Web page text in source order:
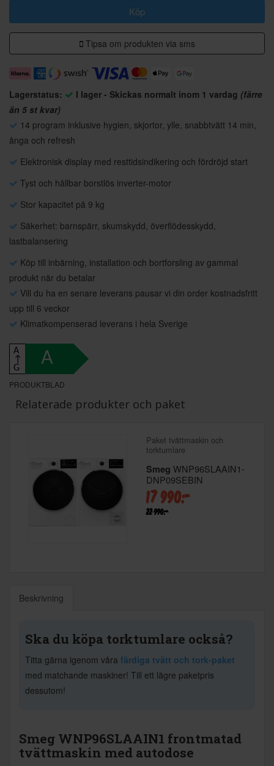
Köp
Tipsa om produkten via sms
Lagerstatus: I lager - Skickas normalt inom 1 vardag (färre
än 5 st kvar)
14 program inklusive hygien, skjortor, ylle, snabbtvätt 14 min,
ånga och refresh
Elektronisk display med resttidsindikering och fördröjd start
Tyst och hållbar borstlös inverter-motor
Stor kapacitet på 9 kg
Säkerhet: barnspärr, skumskydd, överflödesskydd,
lastbalansering
Köp till inbärning, installation och bortforsling av gammal
produkt när du betalar
Vill du ha en senare leverans pausar vi din order kostnadsfritt
upp till 6 veckor
Klimatkompenserad leverans i hela Sverige
A
↑
G
A
PRODUKTBLAD
Relaterade produkter och paket
Paket tvättmaskin och
torktumlare
Smeg WNP96SLAAIN1-
DNP09SEBIN
17 990:-
22 990:-
Beskrivning
Ska du köpa torktumlare också?
Titta gärna igenom våra färdiga tvätt och tork-paket
med matchande maskiner! Till ett lägre paketpris
dessutom!
Smeg WNP96SLAAIN1 frontmatad
tvättmaskin med autodose